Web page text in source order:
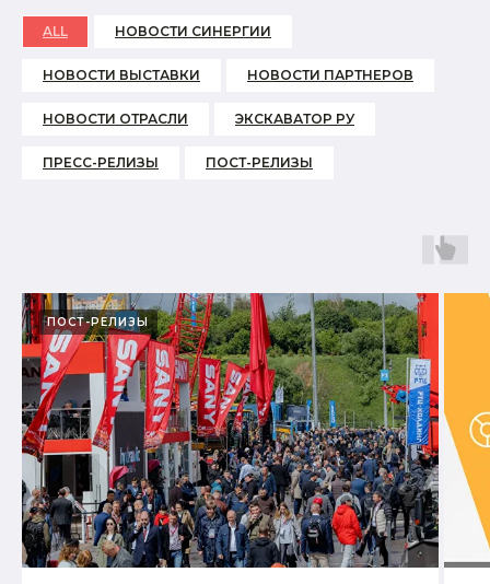
ALL НОВОСТИ СИНЕРГИИ
НОВОСТИ ВЫСТАВКИ НОВОСТИ ПАРТНЕРОВ
НОВОСТИ ОТРАСЛИ ЭКСКАВАТОР РУ
ПРЕСС-РЕЛИЗЫ ПОСТ-РЕЛИЗЫ
ПОСТ-РЕЛИЗЫ